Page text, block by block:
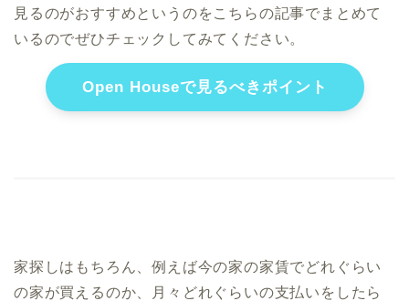
見るのがおすすめというのをこちらの記事でまとめて
いるのでぜひチェックしてみてください。
Open Houseで見るべきポイント
家探しはもちろん、例えば今の家の家賃でどれぐらい
の家が買えるのか、月々どれぐらいの支払いをしたら